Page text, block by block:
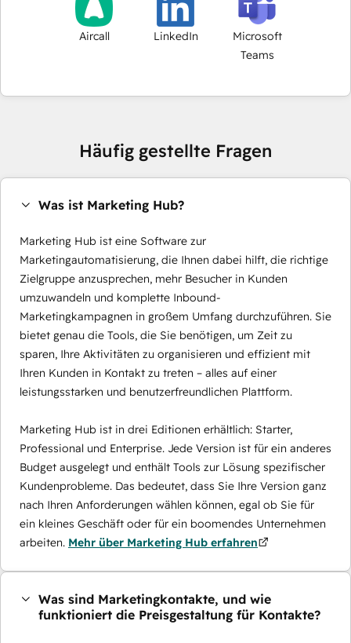
Aircall LinkedIn
Microsoft
Teams
Häufig gestellte Fragen
Was ist Marketing Hub?
Marketing Hub ist eine Software zur
Marketingautomatisierung, die Ihnen dabei hilft, die richtige
Zielgruppe anzusprechen, mehr Besucher in Kunden
umzuwandeln und komplette Inbound-
Marketingkampagnen in großem Umfang durchzuführen. Sie
bietet genau die Tools, die Sie benötigen, um Zeit zu
sparen, Ihre Aktivitäten zu organisieren und effizient mit
Ihren Kunden in Kontakt zu treten – alles auf einer
leistungsstarken und benutzerfreundlichen Plattform.
Marketing Hub ist in drei Editionen erhältlich: Starter,
Professional und Enterprise. Jede Version ist für ein anderes
Budget ausgelegt und enthält Tools zur Lösung spezifischer
Kundenprobleme. Das bedeutet, dass Sie Ihre Version ganz
nach Ihren Anforderungen wählen können, egal ob Sie für
ein kleines Geschäft oder für ein boomendes Unternehmen
arbeiten. Mehr über Marketing Hub erfahren
Was sind Marketingkontakte, und wie
funktioniert die Preisgestaltung für Kontakte?